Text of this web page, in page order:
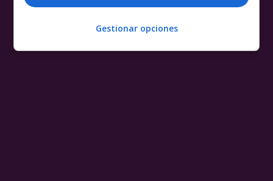
Gestionar opciones